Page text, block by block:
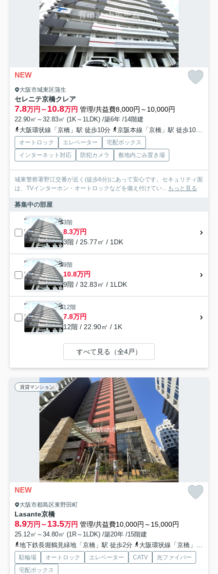
NEW
大阪市城東区蒲生
セレニテ京橋クレア
7.8万円～10.8万円 管理/共益費8,000円～10,000円
22.90㎡～32.83㎡ (1K～1LDK) /築6年 /14階建
大阪環状線「京橋」駅 徒歩10分
京阪本線「京橋」駅 徒歩10分
オートロック エレベーター
宅配ボックス
インターネット対応
防犯カメラ 敷地内ごみ置き場
城東警察署野江交番が近く(徒歩6分)にあって安心です。セキュリティ面
は、TVインターホン・オートロックなどを備え付けてい... もっと見る
募集中の部屋
3階
8.3万円
3階 / 25.77㎡ / 1DK
9階
10.8万円
9階 / 32.83㎡ / 1LDK
12階
7.8万円
12階 / 22.90㎡ / 1K
すべて見る（全4戸）
賃貸マンション
NEW
大阪市都島区東野田町
Lasante京橋
8.9万円～13.5万円 管理/共益費10,000円～15,000円
25.12㎡～34.80㎡ (1R～1LDK) /築20年 /15階建
地下鉄長堀鶴見緑地「京橋」駅 徒歩2分
大阪環状線「京橋」駅 徒歩4分
駐輪場 オートロック エレベーター CATV
光ファイバー
宅配ボックス